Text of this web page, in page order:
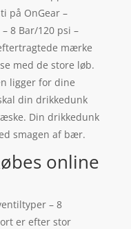
på OnGear –
8 Bar/120 psi –
mærke
med de store løb.
ligger for dine
din drikkedunk
Din drikkedunk
smagen af bær.
online
– 8
er efter stor